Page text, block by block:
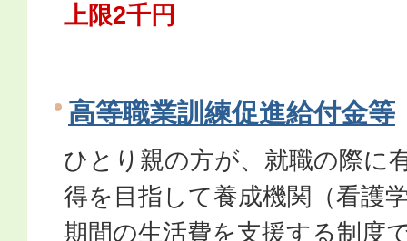
上限2千円
高等職業訓練促進給付金等
ひとり親の方が、就職の際に
得を目指して養成機関（看護
期間の生活費を支援する制度